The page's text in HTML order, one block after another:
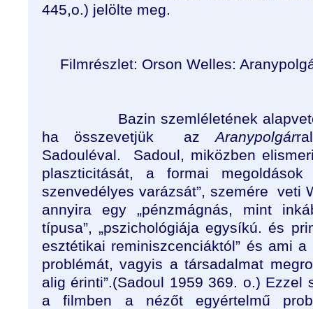
445,o.) jelölte meg.
Filmrészlet: Orson Welles:
Bazin szemléletének
ha összevetjük
azAranypolgár
Sadouléval.
Sadoul, miközben
plaszticitását, a formai megoldások
szenvedélyes varázsát”, szemére
veti
annyira egy „pénzmágnás, mint
típusa”, „pszichológiája egysíkú. és
esztétikai reminiszcenciáktól” és ami
problémát, vagyis a társadalmat
alig érinti”.(Sadoul 1959 369. o.) Ezzel
a filmben a nézőt egyértelmű